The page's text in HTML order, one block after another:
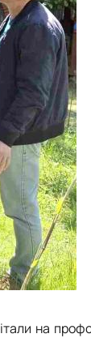
на